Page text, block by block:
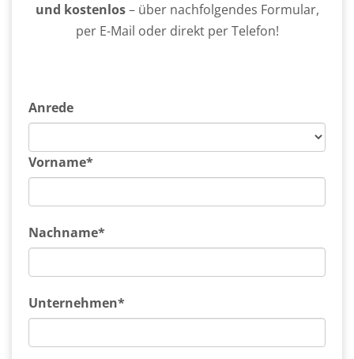
und kostenlos– über nachfolgendes Formular,
per E-Mail oder direkt per Telefon!
Anrede
Vorname*
Nachname*
Unternehmen*